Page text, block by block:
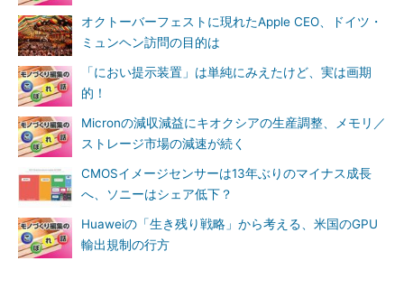
オクトーバーフェストに現れたApple CEO、ドイツ・
ミュンヘン訪問の目的は
「におい提示装置」は単純にみえたけど、実は画期
的！
Micronの減収減益にキオクシアの生産調整、メモリ／
ストレージ市場の減速が続く
CMOSイメージセンサーは13年ぶりのマイナス成長
へ、ソニーはシェア低下？
Huaweiの「生き残り戦略」から考える、米国のGPU
輸出規制の行方